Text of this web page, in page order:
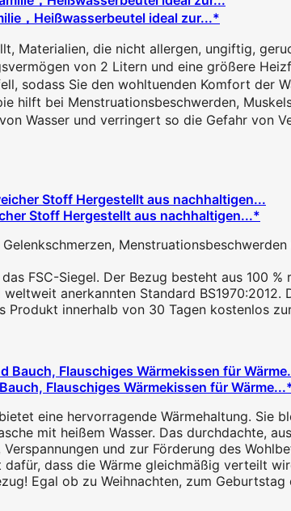
，Heißwasserbeutel ideal zur...*
Materialien, die nicht allergen, ungiftig,
von 2 Litern und eine größere
sodass Sie den wohltuenden Komfort der
hilft bei Menstruationsbeschwerden,
Wasser und verringert so die Gefahr von
Stoff Hergestellt aus nachhaltigen...*
Menstruationsbeschwerden
FSC-Siegel. Der Bezug besteht aus 100 %
anerkannten Standard BS1970:2012.
innerhalb von 30 Tagen kostenlos
Flauschiges Wärmekissen für
eine hervorragende Wärmehaltung. Sie
mit heißem Wasser. Das durchdachte,
und zur Förderung des
dass die Wärme gleichmäßig verteilt
Egal ob zu Weihnachten, zum Geburtstag